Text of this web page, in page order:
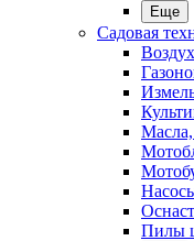
Еще
Садовая
Масла,
Пилы